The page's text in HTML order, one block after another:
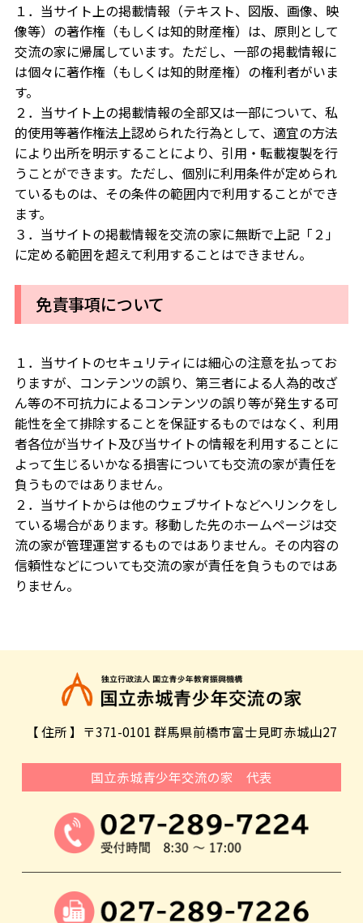
１．当サイト上の掲載情報（テキスト、図版、画像、映
像等）の著作権（もしくは知的財産権）は、原則として
交流の家に帰属しています。ただし、一部の掲載情報に
は個々に著作権（もしくは知的財産権）の権利者がいま
す。
２．当サイト上の掲載情報の全部又は一部について、私
的使用等著作権法上認められた行為として、適宜の方法
により出所を明示することにより、引用・転載複製を行
うことができます。ただし、個別に利用条件が定められ
ているものは、その条件の範囲内で利用することができ
ます。
３．当サイトの掲載情報を交流の家に無断で上記「２」
に定める範囲を超えて利用することはできません。
免責事項について
１．当サイトのセキュリティには細心の注意を払ってお
りますが、コンテンツの誤り、第三者による人為的改ざ
ん等の不可抗力によるコンテンツの誤り等が発生する可
能性を全て排除することを保証するものではなく、利用
者各位が当サイト及び当サイトの情報を利用することに
よって生じるいかなる損害についても交流の家が責任を
負うものではありません。
２．当サイトからは他のウェブサイトなどへリンクをし
ている場合があります。移動した先のホームページは交
流の家が管理運営するものではありません。その内容の
信頼性などについても交流の家が責任を負うものではあ
りません。
【 住所 】〒371-0101 群馬県前橋市富士見町赤城山27
国立赤城青少年交流の家 代表